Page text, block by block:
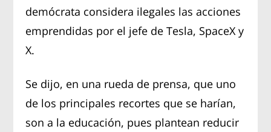
demócrata considera ilegales las acciones
emprendidas por el jefe de Tesla, SpaceX y
X.
Se dijo, en una rueda de prensa, que uno
de los principales recortes que se harían,
son a la educación, pues plantean reducir